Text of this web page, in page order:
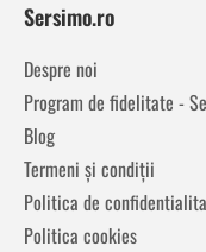
Sersimo.ro
Despre noi
Program de fidelitate -
Blog
Termeni și condiții
Politica de
Politica cookies